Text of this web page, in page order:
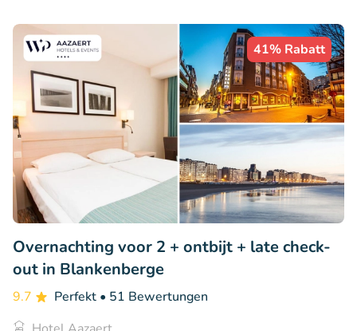
41% Rabatt
Overnachting voor 2 + ontbijt + late check-
out in Blankenberge
9.7 Perfekt • 51 Bewertungen